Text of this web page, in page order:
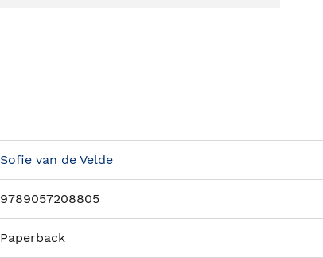
Sofie van de Velde
9789057208805
Paperback